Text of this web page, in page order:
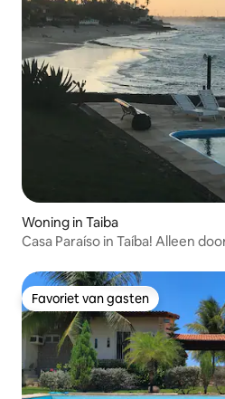
Woning in Taiba
Casa Paraíso in Taíba! Alleen
Favoriet van gasten
Favoriet van gasten